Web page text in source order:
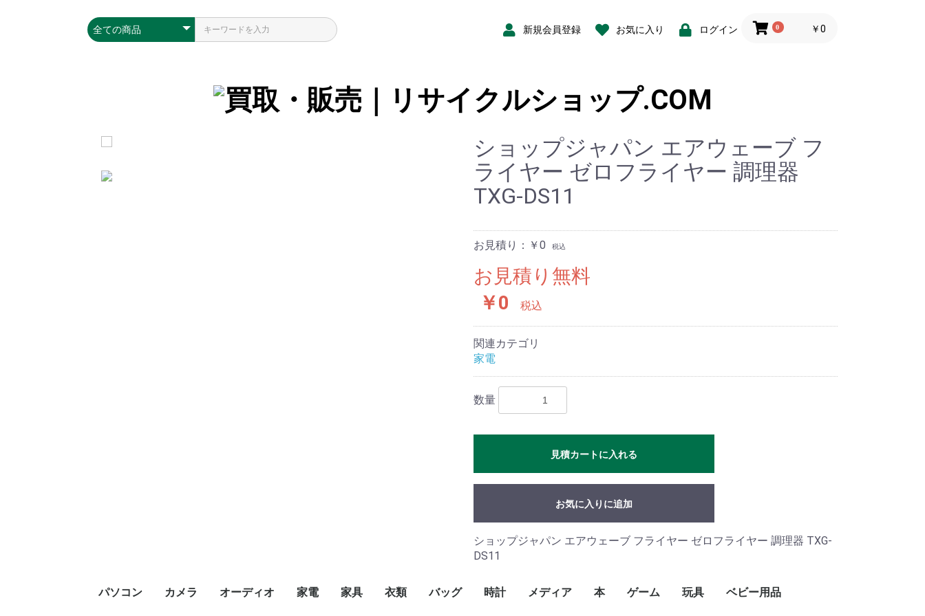
新規会員登録 お気に入り ログイン 0 ￥0
ショップジャパン エアウェーブ フ
ライヤー ゼロフライヤー 調理器
TXG-DS11
お見積り：￥0 税込
お見積り無料
￥0
税込
関連カテゴリ
家電
数量
見積カートに入れる
お気に入りに追加
ショップジャパン エアウェーブ フライヤー ゼロフライヤー 調理器 TXG-
DS11
パソコン カメラ オーディオ 家電 家具 衣類 バッグ 時計 メディア 本 ゲーム 玩具 ベビー用品